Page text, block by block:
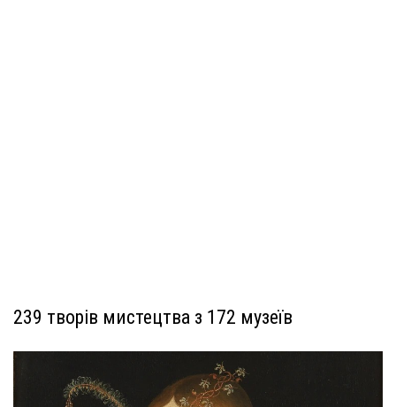
239 творів мистецтва з 172 музеїв